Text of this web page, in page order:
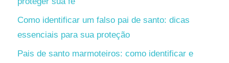
Como identificar um falso pai de santo: dicas
essenciais para sua proteção
Pais de santo marmoteiros: como identificar e